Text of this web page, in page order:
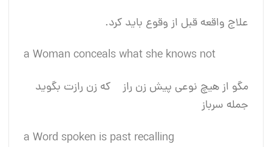
علاج واقعه قبل از وقوع باید کرد.
a Woman conceals what she knows not
مگو از هیچ نوعی پیش زن راز که زن رازت بگوید
جمله سرباز
a Word spoken is past recalling